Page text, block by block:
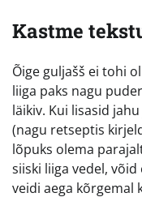
Kastme
Õige guljašš ei tohi
liiga paks nagu
läikiv. Kui lisasid
(nagu retseptis
lõpuks olema
siiski liiga vedel,
veidi aega kõrgemal